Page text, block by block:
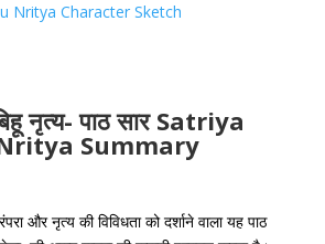
Nritya Character Sketch
नृत्य- पाठ सार Satriya
Summary
और नृत्य की विविधता को दर्शाने वाला यह पाठ